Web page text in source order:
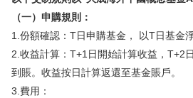
（一）申購規則：
1.份額確認：T日申購基金， 以T日基金
2.收益計算：T+1日開始計算收益，T+2
到賬。收益按日計算返還至基金賬戶。
3.費用：